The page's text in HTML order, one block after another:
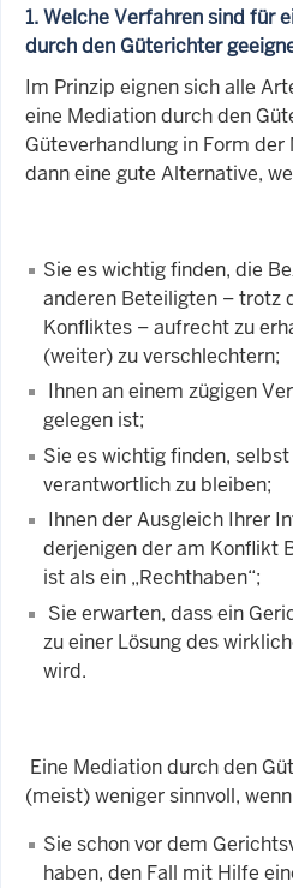
1. Welche Verfahren sind für
durch den Güterichter
Im Prinzip eignen sich alle
eine Mediation durch den
Güteverhandlung in Form
dann eine gute Alternative,
Sie es wichtig finden, die
anderen Beteiligten – trotz
Konfliktes – aufrecht zu
(weiter) zu verschlechtern;
Ihnen an einem zügigen
gelegen ist;
Sie es wichtig finden,
verantwortlich zu bleiben;
Ihnen der Ausgleich Ihrer
derjenigen der am Konflikt
ist als ein „Rechthaben“;
Sie erwarten, dass ein
zu einer Lösung des
wird.
Eine Mediation durch den
(meist) weniger sinnvoll, wenn
Sie schon vor dem
haben, den Fall mit Hilfe